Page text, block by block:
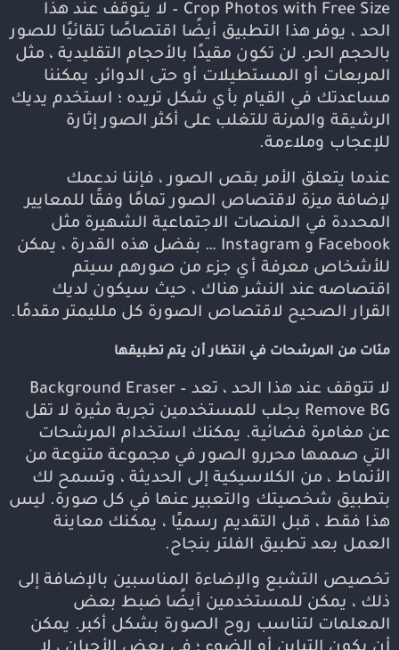
Crop Photos with Free Size – لا يتوقف عند هذا
الحد ، يوفر هذا التطبيق أيضًا اقتصاصًا تلقائيًا للصور
بالحجم الحر. لن تكون مقيدًا بالأحجام التقليدية ، مثل
المربعات أو المستطيلات أو حتى الدوائر. يمكننا
مساعدتك في القيام بأي شكل تريده ؛ استخدم يديك
الرشيقة والمرنة للتغلب على أكثر الصور إثارة
للإعجاب وملاءمة.
عندما يتعلق الأمر بقص الصور ، فإننا ندعمك
لإضافة ميزة لاقتصاص الصور تمامًا وفقًا للمعايير
المحددة في المنصات الاجتماعية الشهيرة مثل
Facebook و Instagram … بفضل هذه القدرة ، يمكن
للأشخاص معرفة أي جزء من صورهم سيتم
اقتصاصه عند النشر هناك ، حيث سيكون لديك
القرار الصحيح لاقتصاص الصورة كل ملليمتر مقدمًا.
مئات من المرشحات في انتظار أن يتم تطبيقها
لا تتوقف عند هذا الحد ، تعد Background Eraser –
Remove BG بجلب للمستخدمين تجربة مثيرة لا تقل
عن مغامرة فضائية. يمكنك استخدام المرشحات
التي صممها محررو الصور في مجموعة متنوعة من
الأنماط ، من الكلاسيكية إلى الحديثة ، وتسمح لك
بتطبيق شخصيتك والتعبير عنها في كل صورة. ليس
هذا فقط ، قبل التقديم رسميًا ، يمكنك معاينة
العمل بعد تطبيق الفلتر بنجاح.
تخصيص التشبع والإضاءة المناسبين بالإضافة إلى
ذلك ، يمكن للمستخدمين أيضًا ضبط بعض
المعلمات لتناسب روح الصورة بشكل أكبر. يمكن